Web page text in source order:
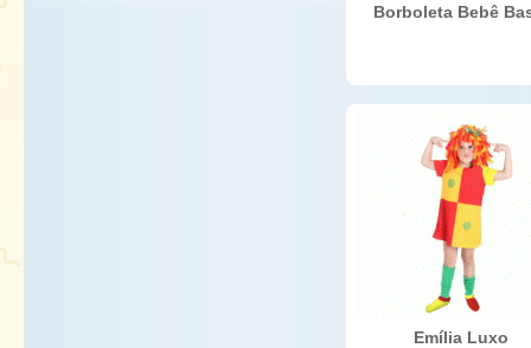
Borboleta Bebê
Emília Luxo